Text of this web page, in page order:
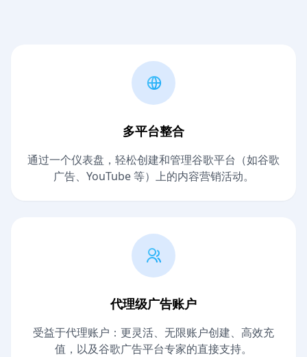
多平台整合
通过一个仪表盘，轻松创建和管理谷歌平台（如谷歌
广告、YouTube 等）上的内容营销活动。
代理级广告账户
受益于代理账户：更灵活、无限账户创建、高效充
值，以及谷歌广告平台专家的直接支持。